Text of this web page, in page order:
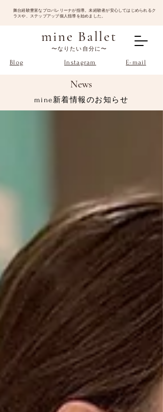
​舞台経験豊富なプロバレリーナが指導。未経験者が安心してはじめられるク
ラスや、ステップアップ個人指導を始めました。
Blog
mine Ballet
〜なりたい自分に〜
Instagram E-mail
News
mine新着情報のお知らせ